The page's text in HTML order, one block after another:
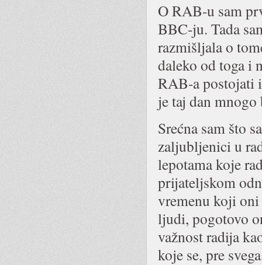
O RAB-u sam
BBC-ju. Tada
razmišljala o
daleko od toga i
RAB-a postojati
je taj dan
Srećna sam što
zaljubljenici u
lepotama koje
prijateljskom
vremenu koji
ljudi, pogotovo
važnost radija
koje se, pre